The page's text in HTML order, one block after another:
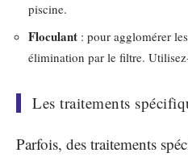
piscine.
Floculant : pour agglomérer
élimination par le filtre.
Les traitements
Parfois, des traitements